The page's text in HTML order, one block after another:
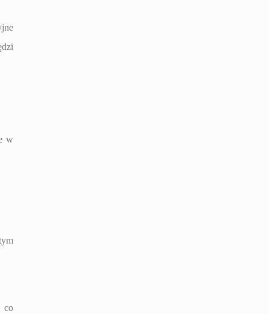
w
co